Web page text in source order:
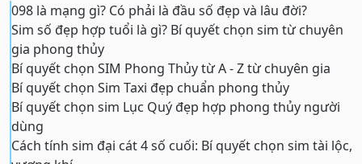
098 là mạng gì? Có phải là đầu số đẹp và lâu đời?
Sim số đẹp hợp tuổi là gì? Bí quyết chọn sim từ chuyên
gia phong thủy
Bí quyết chọn SIM Phong Thủy từ A - Z từ chuyên gia
Bí quyết chọn Sim Taxi đẹp chuẩn phong thủy
Bí quyết chọn sim Lục Quý đẹp hợp phong thủy người
dùng
Cách tính sim đại cát 4 số cuối: Bí quyết chọn sim tài lộc,